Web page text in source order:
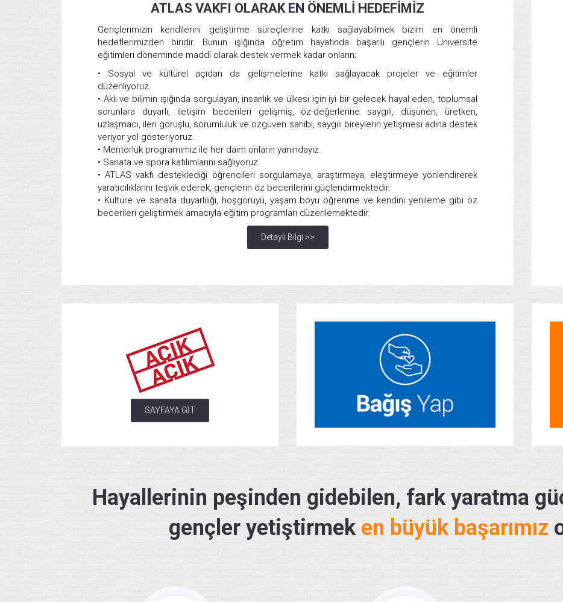
ATLAS VAKFI OLARAK EN ÖNEMLİ HEDEFİMİZ
Gençlerimizin kendilerini geliştirme süreçlerine katkı sağlayabilmek bizim en önemli
hedeflerimizden biridir. Bunun ışığında öğretim hayatında başarılı gençlerin Üniversite
eğitimleri döneminde maddi olarak destek vermek kadar onların;
• Sosyal ve kültürel açıdan da gelişmelerine katkı sağlayacak projeler ve eğitimler
düzenliyoruz.
• Aklı ve bilimin ışığında sorgulayan, insanlık ve ülkesi için iyi bir gelecek hayal eden, toplumsal
sorunlara duyarlı, iletişim becerileri gelişmiş, öz-değerlerine saygılı, düşünen, üretken,
uzlaşmacı, ileri görüşlü, sorumluluk ve özgüven sahibi, saygılı bireylerin yetişmesi adına destek
veriyor yol gösteriyoruz.
• Mentörlük programımız ile her daim onların yanındayız.
• Sanata ve spora katılımlarını sağlıyoruz.
• ATLAS vakfı desteklediği öğrencileri sorgulamaya, araştırmaya, eleştirmeye yönlendirerek
yaratıcılıklarını teşvik ederek, gençlerin öz becerilerini güçlendirmektedir.
• Kültüre ve sanata duyarlılığı, hoşgörüyü, yaşam boyu öğrenme ve kendini yenileme gibi öz
becerileri geliştirmek amacıyla eğitim programları düzenlemektedir.
Detaylı Bilgi >>
SAYFAYA GİT
Hayallerinin peşinden gidebilen, fark yaratma
gençler yetiştirmek en büyük başarımız